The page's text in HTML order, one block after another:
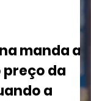
manda a
preço da
a